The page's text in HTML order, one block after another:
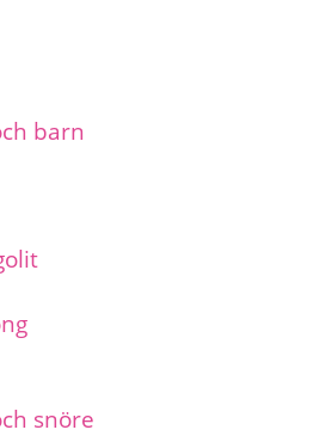
barn
snöre